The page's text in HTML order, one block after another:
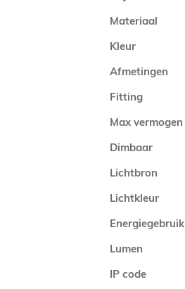
Materiaal
Kleur
Afmetingen
Fitting
Max vermogen
Dimbaar
Lichtbron
Lichtkleur
Energiegebruik
Lumen
IP code